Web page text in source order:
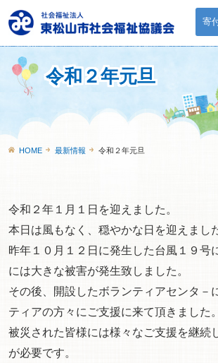
寄
令和２年元旦
HOME 最新情報 令和２年元旦
令和２年１月１日を迎えました。
本日は風もなく、穏やかな日を迎えまし
昨年１０月１２日に発生した台風１９号
には大きな被害が発生致しました。
その後、開設したボランティアセンタ－
ティアの方々にご支援に来て頂きました。
被災された皆様には様々なご支援を継続
が必要です。